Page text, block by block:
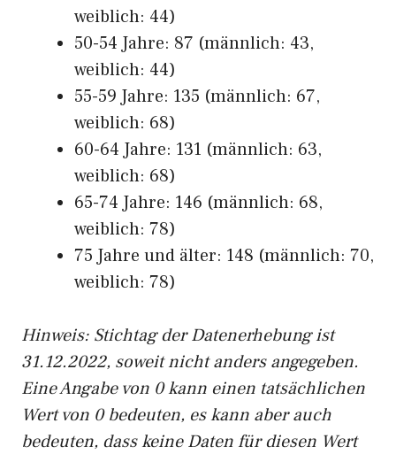
weiblich: 44)
50-54 Jahre: 87 (männlich: 43,
weiblich: 44)
55-59 Jahre: 135 (männlich: 67,
weiblich: 68)
60-64 Jahre: 131 (männlich: 63,
weiblich: 68)
65-74 Jahre: 146 (männlich: 68,
weiblich: 78)
75 Jahre und älter: 148 (männlich: 70,
weiblich: 78)
Hinweis: Stichtag der Datenerhebung ist
31.12.2022, soweit nicht anders angegeben.
Eine Angabe von 0 kann einen tatsächlichen
Wert von 0 bedeuten, es kann aber auch
bedeuten, dass keine Daten für diesen Wert